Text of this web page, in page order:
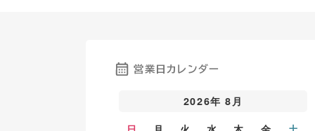
営業日カレンダー
2026年 8月